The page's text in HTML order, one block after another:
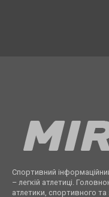
Спортивний
– легкій атлетиці.
атлетики, спортивного